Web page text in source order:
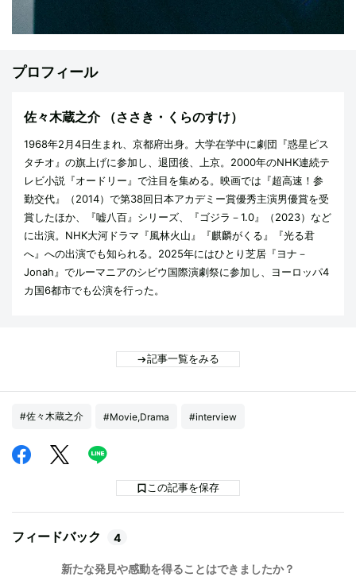
プロフィール
佐々木蔵之介 （ささき・くらのすけ）
1968年2月4日生まれ、京都府出身。大学在学中に劇団『惑星ピス
タチオ』の旗上げに参加し、退団後、上京。2000年のNHK連続テ
レビ小説『オードリー』で注目を集める。映画では『超高速！参
勤交代』（2014）で第38回日本アカデミー賞優秀主演男優賞を受
賞したほか、『嘘八百』シリーズ、『ゴジラ－1.0』（2023）など
に出演。NHK大河ドラマ『風林火山』『麒麟がくる』『光る君
へ』への出演でも知られる。2025年にはひとり芝居『ヨナ－
Jonah』でルーマニアのシビウ国際演劇祭に参加し、ヨーロッパ4
カ国6都市でも公演を行った。
記事一覧をみる
#佐々木蔵之介 #Movie,Drama #interview
この記事を保存
フィードバック 4
新たな発見や感動を得ることはできましたか？